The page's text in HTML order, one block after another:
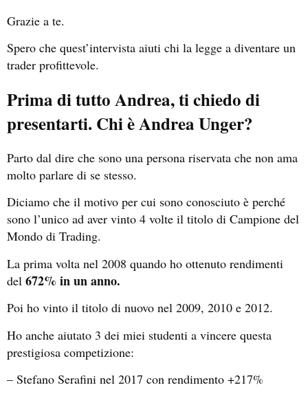
Grazie a te.
Spero che quest’intervista aiuti chi la legge a diventare un
trader profittevole.
Prima di tutto Andrea, ti chiedo di
presentarti. Chi è Andrea Unger?
Parto dal dire che sono una persona riservata che non ama
molto parlare di se stesso.
Diciamo che il motivo per cui sono conosciuto è perché
sono l’unico ad aver vinto 4 volte il titolo di Campione del
Mondo di Trading.
La prima volta nel 2008 quando ho ottenuto rendimenti
del 672% in un anno.
Poi ho vinto il titolo di nuovo nel 2009, 2010 e 2012.
Ho anche aiutato 3 dei miei studenti a vincere questa
prestigiosa competizione:
– Stefano Serafini nel 2017 con rendimento +217%